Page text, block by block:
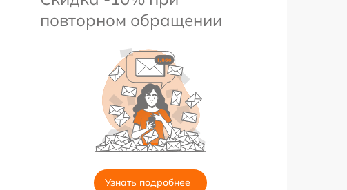
повторном обращении
Узнать подробнее